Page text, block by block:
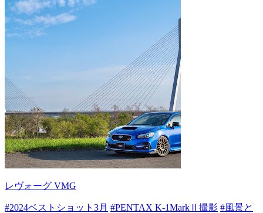
レヴォーグ VMG
#2024ベストショット3月 #PENTAX K-1MarkⅡ撮影 #風景と